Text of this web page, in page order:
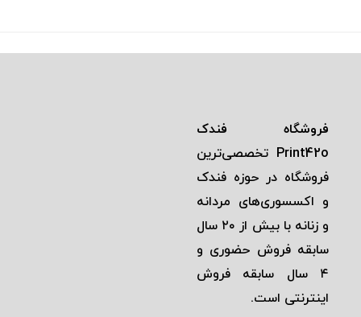
فروشگاه فندک
Print42o تخصصی‌ترين
فروشگاه در حوزه فندک
و اكسسوری‌های مردانه
و زنانه با بيش از ٢٠ سال
سابقه فروش حضوری و
٤ سال سابقه فروش
اينترنتی است.